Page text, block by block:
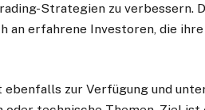
Strategien zu verbessern.
an erfahrene Investoren, die
zur Verfügung und